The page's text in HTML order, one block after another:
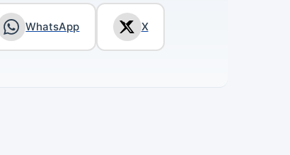
WhatsApp X